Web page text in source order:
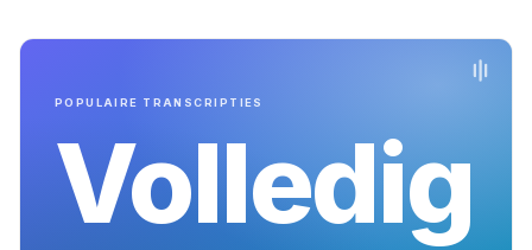
POPULAIRE TRANSCRIPTIES
Volledig